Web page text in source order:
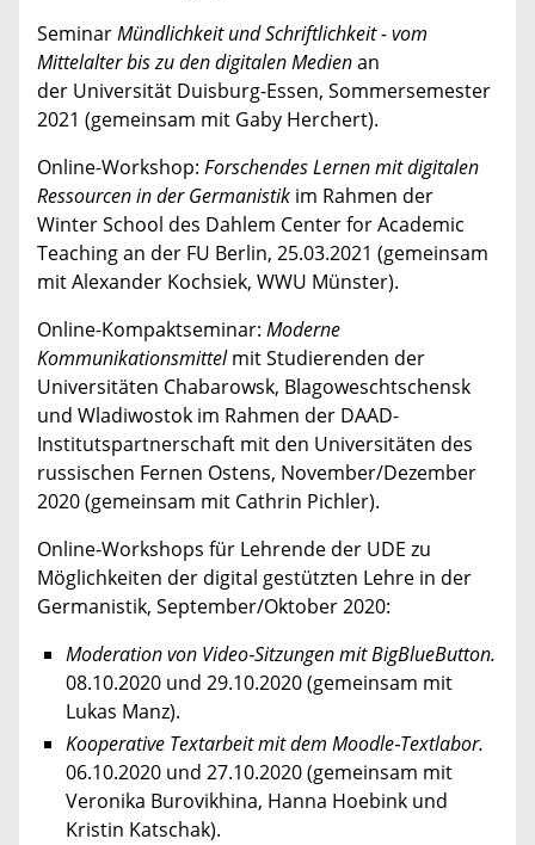
SeminarMündlichkeit und Schriftlichkeit - vom
Mittelalter bis zu den digitalen Medienan
der Universität Duisburg-Essen, Sommersemester
2021 (gemeinsam mit Gaby Herchert).
Online-Workshop: Forschendes Lernen mit digitalen
Ressourcen in der Germanistik im Rahmen der
Winter School des Dahlem Center for Academic
Teaching an der FU Berlin, 25.03.2021 (gemeinsam
mit Alexander Kochsiek, WWU Münster).
Online-Kompaktseminar: Moderne
Kommunikationsmittelmit Studierenden der
Universitäten Chabarowsk, Blagoweschtschensk
und Wladiwostok im Rahmen der DAAD-
Institutspartnerschaft mit den Universitäten des
russischen Fernen Ostens, November/Dezember
2020 (gemeinsam mit Cathrin Pichler).
Online‐Workshops für Lehrende der UDE zu
Möglichkeiten der digital gestützten Lehre in der
Germanistik, September/Oktober 2020:
Moderation von Video‐Sitzungen mit BigBlueButton.
08.10.2020 und 29.10.2020 (gemeinsam mit
Lukas Manz).
Kooperative Textarbeit mit dem Moodle‐Textlabor.
06.10.2020 und 27.10.2020 (gemeinsam mit
Veronika Burovikhina, Hanna Hoebink und
Kristin Katschak).